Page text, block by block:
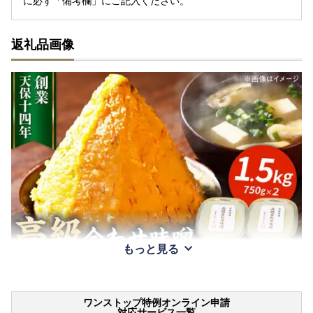
返礼品画像
もっと見る
ワンストップ特例オンライン申請